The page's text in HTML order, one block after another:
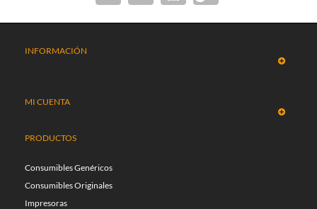
INFORMACIÓN
MI CUENTA
PRODUCTOS
Consumibles Genéricos
Consumibles Originales
Impresoras